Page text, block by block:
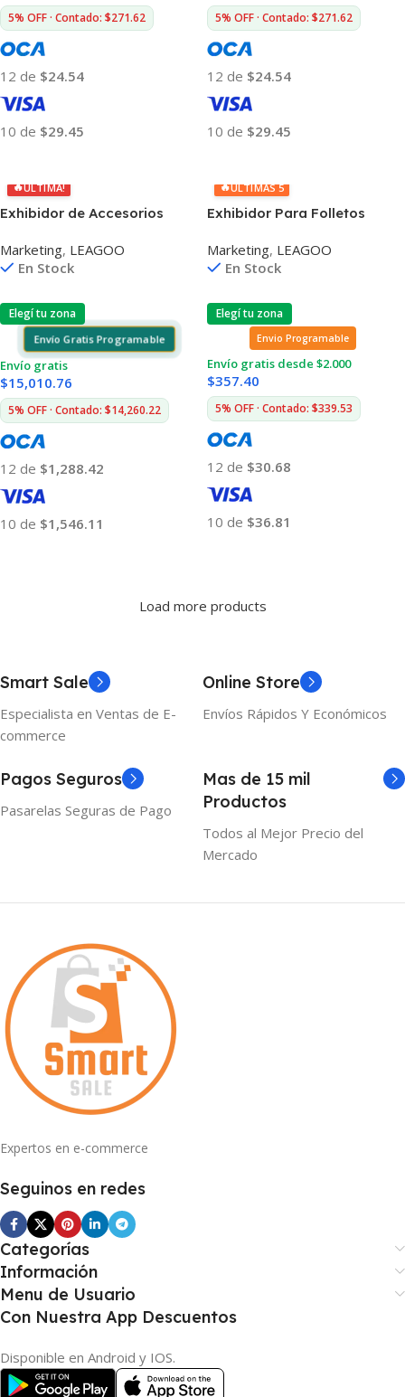
5% OFF · Contado: $271.62
12 de $24.54
10 de $29.45
5% OFF · Contado: $271.62
12 de $24.54
10 de $29.45
🔥ÚLTIMA!
Exhibidor de Accesorios
Marketing, LEAGOO
En Stock
Elegí tu zona
Envío Gratis Programable
Envío gratis
$15,010.76
5% OFF · Contado: $14,260.22
12 de $1,288.42
10 de $1,546.11
🔥ÚLTIMAS 5
Exhibidor Para Folletos
Marketing, LEAGOO
En Stock
Elegí tu zona
Envio Programable
Envío gratis desde $2.000
$357.40
5% OFF · Contado: $339.53
12 de $30.68
10 de $36.81
Load more products
Smart Sale
Especialista en Ventas de E-
commerce
Online Store
Envíos Rápidos Y Económicos
Pagos Seguros
Pasarelas Seguras de Pago
Mas de 15 mil
Productos
Todos al Mejor Precio del
Mercado
Expertos en e-commerce
Seguinos en redes
Categorías
Información
Menu de Usuario
Con Nuestra App Descuentos
Disponible en Android y IOS.